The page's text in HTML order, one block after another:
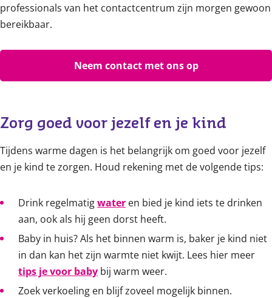
professionals van het contactcentrum zijn morgen gewoon
bereikbaar.
Neem contact met ons op
Zorg goed voor jezelf en je kind
Tijdens warme dagen is het belangrijk om goed voor jezelf
en je kind te zorgen. Houd rekening met de volgende tips:
Drink regelmatigwater en bied je kind iets te drinken
aan, ook als hij geen dorst heeft.
Baby in huis? Als het binnen warm is, baker je kind niet
in dan kan het zijn warmte niet kwijt. Lees hier meer
tips je voor baby bij warm weer.
Zoek verkoeling en blijf zoveel mogelijk binnen.